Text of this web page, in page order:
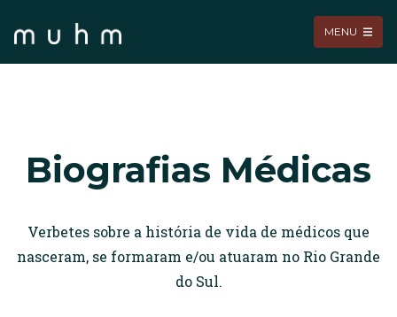
MENU
Biografias Médicas
Verbetes sobre a história de vida de médicos que
nasceram, se formaram e/ou atuaram no Rio Grande
do Sul.